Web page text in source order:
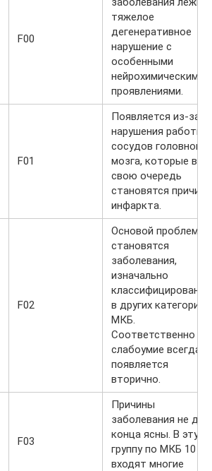
F00
тяжелое
дегенеративное
нарушение с
особенными
нейрохимическими
проявлениями.
F01
Появляется из-за
нарушения работы
сосудов головного
мозга, которые в
свою очередь
становятся
инфаркта.
F02
Основой проблемы
становятся
заболевания,
изначально
в других категориях
МКБ.
Соответственно
слабоумие всегда
появляется
вторично.
F03
Причины
заболевания не до
конца ясны. В эту
группу по МКБ 10
входят многие